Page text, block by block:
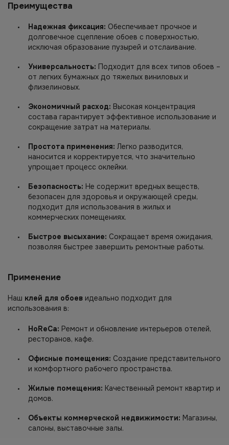
Преимущества
Надежная фиксация: Обеспечивает прочное и
долговечное сцепление обоев с поверхностью,
исключая образование пузырей и отслаивание.
Универсальность: Подходит для всех типов обоев –
от легких бумажных до тяжелых виниловых и
флизелиновых.
Экономичный расход: Высокая концентрация
состава гарантирует эффективное использование и
сокращение затрат на материалы.
Простота применения: Легко разводится,
наносится и корректируется, что значительно
упрощает процесс оклейки.
Безопасность: Не содержит вредных веществ,
безопасен для здоровья и окружающей среды,
подходит для использования в жилых и
коммерческих помещениях.
Быстрое высыхание: Сокращает время ожидания,
позволяя быстрее завершить ремонтные работы.
Применение
Наш клей для обоев идеально подходит для
использования в:
HoReCa: Ремонт и обновление интерьеров отелей,
ресторанов, кафе.
Офисные помещения: Создание представительного
и комфортного рабочего пространства.
Жилые помещения: Качественный ремонт квартир и
домов.
Объекты коммерческой недвижимости: Магазины,
салоны, выставочные залы.